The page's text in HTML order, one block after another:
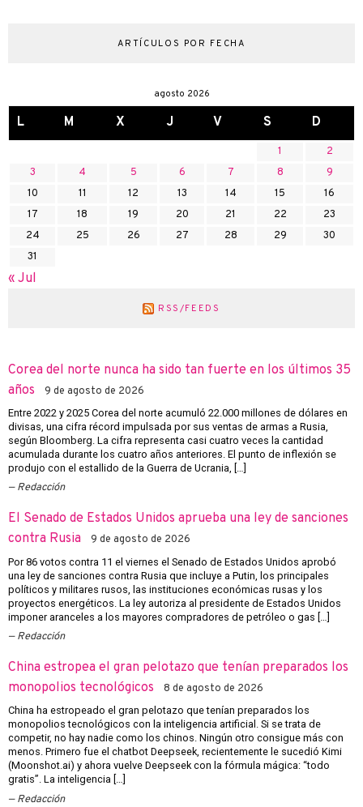
ARTÍCULOS POR FECHA
agosto 2026
L M X J V S D
1
2
3
4 5 6 7 8
9
10
11 12 13 14 15
16
17
18 19 20 21 22
23
24
25 26 27 28 29
30
31
« Jul
RSS/FEEDS
Corea del norte nunca ha sido tan fuerte en los últimos 35
años
9 de agosto de 2026
Entre 2022 y 2025 Corea del norte acumuló 22.000 millones de dólares en
divisas, una cifra récord impulsada por sus ventas de armas a Rusia,
según Bloomberg. La cifra representa casi cuatro veces la cantidad
acumulada durante los cuatro años anteriores. El punto de inflexión se
produjo con el estallido de la Guerra de Ucrania, […]
Redacción
El Senado de Estados Unidos aprueba una ley de sanciones
contra Rusia
9 de agosto de 2026
Por 86 votos contra 11 el viernes el Senado de Estados Unidos aprobó
una ley de sanciones contra Rusia que incluye a Putin, los principales
políticos y militares rusos, las instituciones económicas rusas y los
proyectos energéticos. La ley autoriza al presidente de Estados Unidos
imponer aranceles a los mayores compradores de petróleo o gas […]
Redacción
China estropea el gran pelotazo que tenían preparados los
monopolios tecnológicos
8 de agosto de 2026
China ha estropeado el gran pelotazo que tenían preparados los
monopolios tecnológicos con la inteligencia artificial. Si se trata de
competir, no hay nadie como los chinos. Ningún otro consigue más con
menos. Primero fue el chatbot Deepseek, recientemente le sucedió Kimi
(Moonshot.ai) y ahora vuelve Deepseek con la fórmula mágica: “todo
gratis”. La inteligencia […]
Redacción